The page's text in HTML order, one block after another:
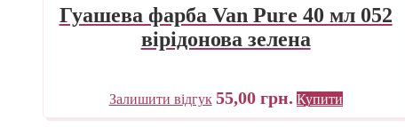
Гуашева фарба Van Pure 40 мл 052
вірідонова зелена
Залишити відгук 55,00 грн. Купити